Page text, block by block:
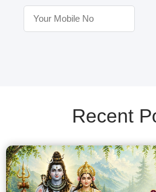
Recent